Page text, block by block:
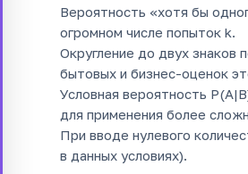
Вероятность «хотя бы
огромном числе попыток k.
Округление до двух знаков
бытовых и бизнес-оценок
Условная вероятность
для применения более
При вводе нулевого
в данных условиях).